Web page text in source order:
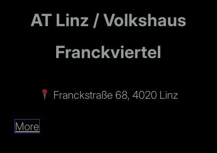
AT Linz / Volkshaus
Franckviertel
Franckstraße 68, 4020 Linz
More